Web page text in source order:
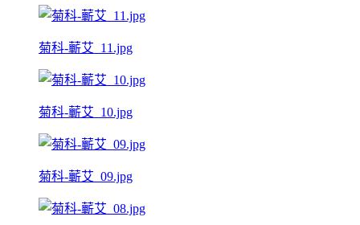
菊科-蘄艾_11.jpg
菊科-蘄艾_10.jpg
菊科-蘄艾_09.jpg